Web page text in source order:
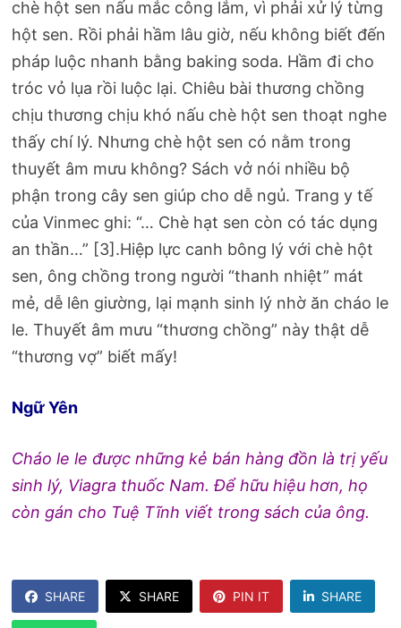
chè hột sen nấu mắc công lắm, vì phải xử lý từng
hột sen. Rồi phải hầm lâu giờ, nếu không biết đến
pháp luộc nhanh bằng baking soda. Hầm đi cho
tróc vỏ lụa rồi luộc lại. Chiêu bài thương chồng
chịu thương chịu khó nấu chè hột sen thoạt nghe
thấy chí lý. Nhưng chè hột sen có nằm trong
thuyết âm mưu không? Sách vở nói nhiều bộ
phận trong cây sen giúp cho dễ ngủ. Trang y tế
của Vinmec ghi: “… Chè hạt sen còn có tác dụng
an thần…” [3].Hiệp lực canh bông lý với chè hột
sen, ông chồng trong người “thanh nhiệt” mát
mẻ, dễ lên giường, lại mạnh sinh lý nhờ ăn cháo le
le. Thuyết âm mưu “thương chồng” này thật dễ
“thương vợ” biết mấy!
Ngữ Yên
Cháo le le được những kẻ bán hàng đồn là trị yếu
sinh lý, Viagra thuốc Nam. Để hữu hiệu hơn, họ
còn gán cho Tuệ Tĩnh viết trong sách của ông.
SHARE SHARE PIN IT SHARE